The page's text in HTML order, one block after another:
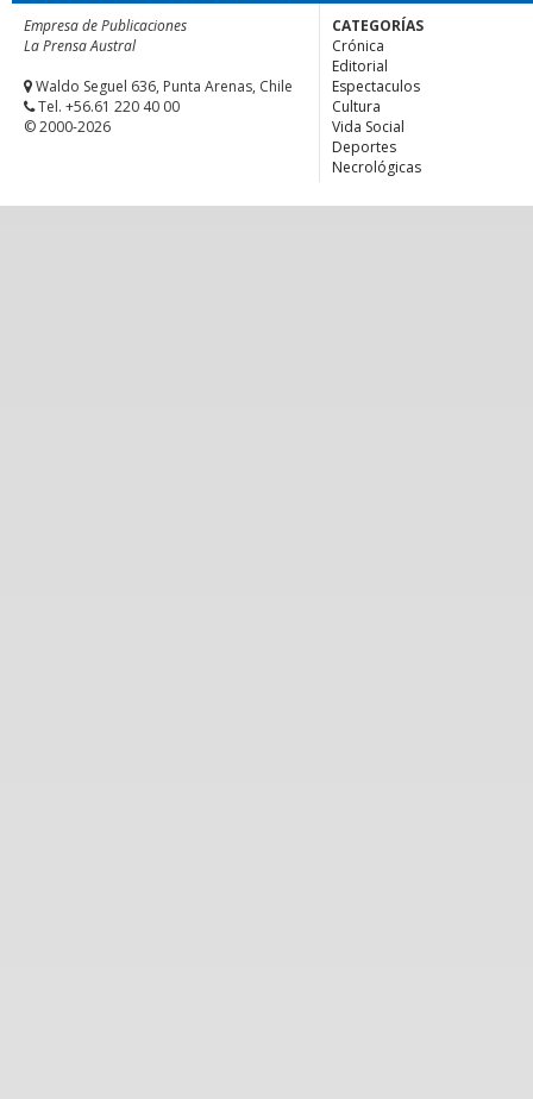
Empresa de Publicaciones
La Prensa Austral
Waldo Seguel 636, Punta Arenas, Chile
Tel. +56.61 220 40 00
© 2000-2026
CATEGORÍAS
Crónica
Editorial
Espectaculos
Cultura
Vida Social
Deportes
Necrológicas